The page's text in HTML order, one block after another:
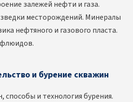
залежей нефти и газа.
месторождений. Минералы
нефтяного и газового пласта.
и бурение скважин
способы и технология бурения.